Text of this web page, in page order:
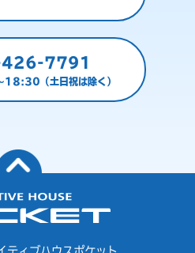
7791
（土日祝は除く）